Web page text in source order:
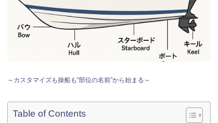
～カスタマイズも操船も“部位の名前”から始まる～
Table of Contents